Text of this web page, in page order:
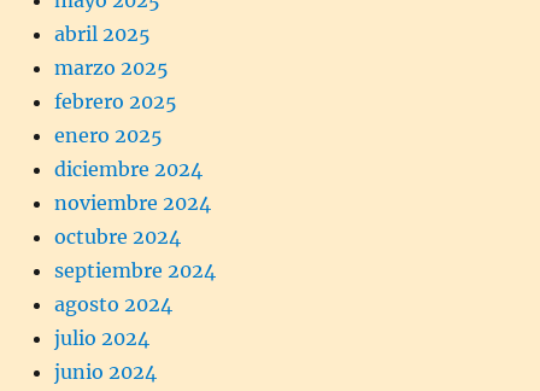
abril 2025
marzo 2025
febrero 2025
enero 2025
diciembre 2024
noviembre 2024
octubre 2024
septiembre 2024
agosto 2024
julio 2024
junio 2024